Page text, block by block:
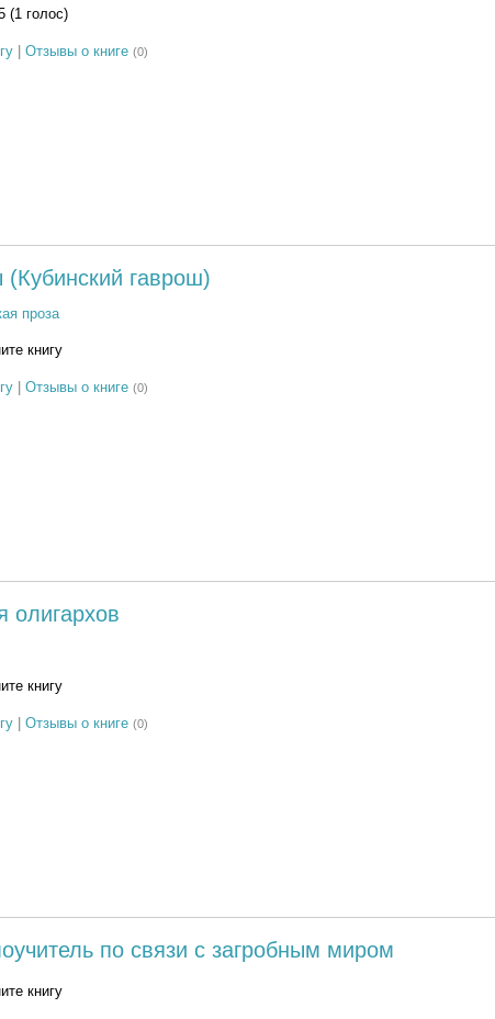
(1 голос)
| Отзывы о книге (0)
гаврош)
проза
книгу
| Отзывы о книге (0)
олигархов
книгу
| Отзывы о книге (0)
по связи с загробным миром
книгу